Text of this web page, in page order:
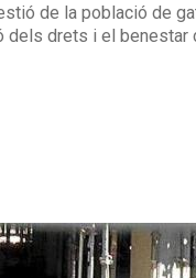
de la població de
drets i el benestar